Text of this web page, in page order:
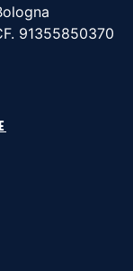
91355850370